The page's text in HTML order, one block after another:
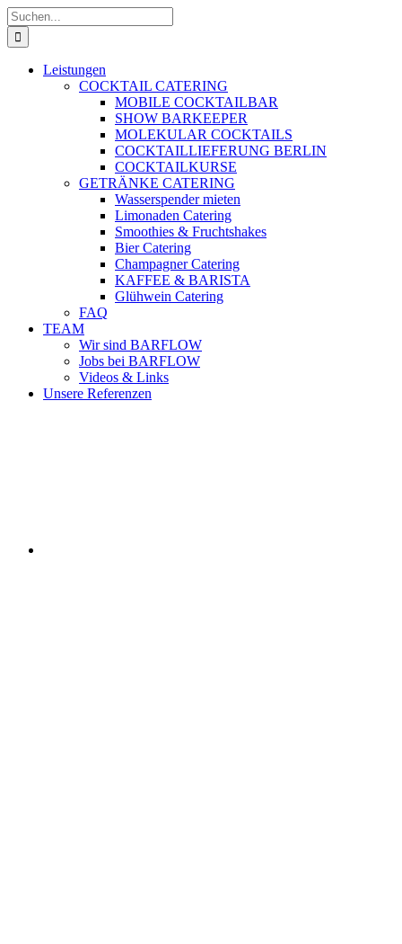
Zum
Inhalt
springen
Suche
nach:
Leistungen
COCKTAIL CATERING
MOBILE COCKTAILBAR
SHOW BARKEEPER
MOLEKULAR COCKTAILS
COCKTAILLIEFERUNG BERLIN
COCKTAILKURSE
GETRÄNKE CATERING
Wasserspender mieten
Limonaden Catering
Smoothies & Fruchtshakes
Bier Catering
Champagner Catering
KAFFEE & BARISTA
Glühwein Catering
FAQ
TEAM
Wir sind BARFLOW
Jobs bei BARFLOW
Videos & Links
Unsere Referenzen